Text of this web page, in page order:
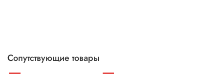
Сопутствующие товары